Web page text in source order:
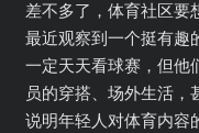
差不多了，体育社区要
最近观察到一个挺有趣
一定天天看球赛，但他
员的穿搭、场外生活，
说明年轻人对体育内容